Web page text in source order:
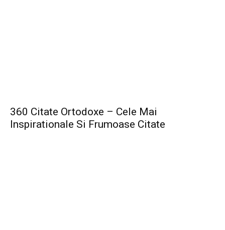
360 Citate Ortodoxe – Cele Mai
Inspirationale Si Frumoase Citate